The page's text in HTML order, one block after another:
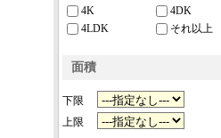
4K
4DK
4LDK
それ以上
面積
下限
上限